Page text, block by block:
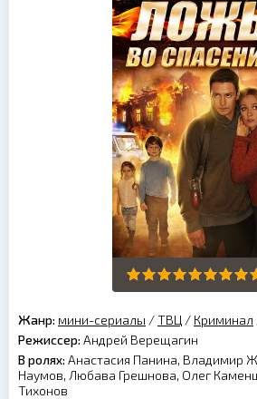
Жанр: мини-сериалы /ТВЦ / Криминал
Режиссер: Андрей Верещагин
В ролях: Анастасия Панина, Владимир
Наумов, Любава Грешнова, Олег
Тихонов